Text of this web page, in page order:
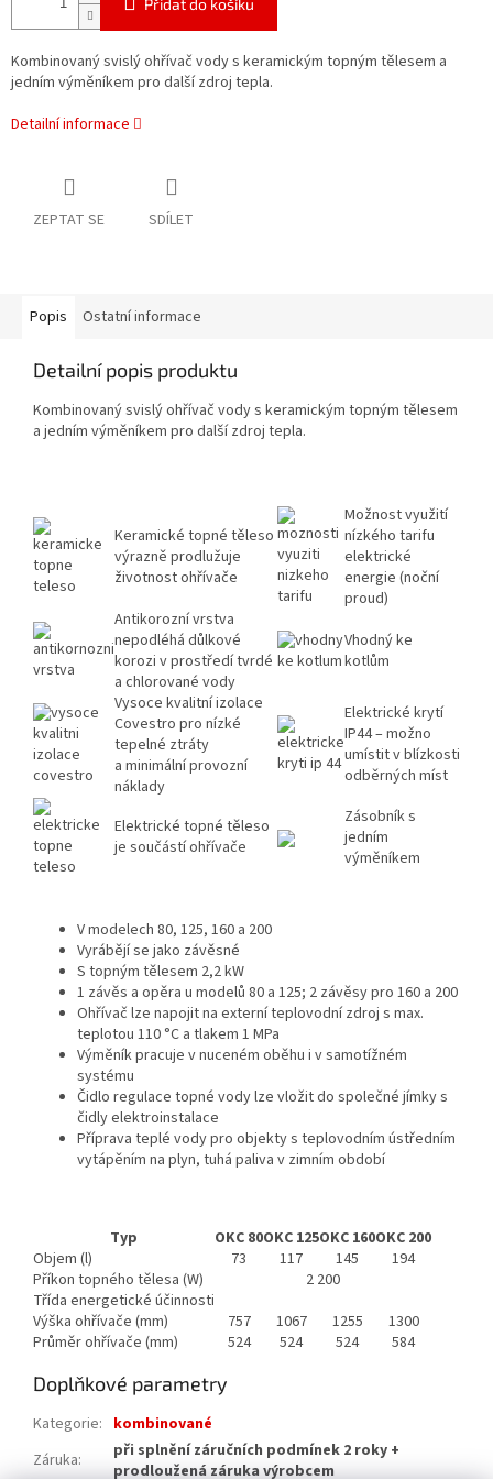
Přidat do košíku
Kombinovaný svislý ohřívač vody s keramickým topným tělesem a
jedním výměníkem pro další zdroj tepla.
Detailní informace
ZEPTAT SE SDÍLET
Popis Ostatní informace
Detailní popis produktu
Kombinovaný svislý ohřívač vody s keramickým topným tělesem
a jedním výměníkem pro další zdroj tepla.
Keramické topné těleso
výrazně prodlužuje
životnost ohřívače
Možnost využití
nízkého tarifu
elektrické
energie (noční
proud)
Antikorozní vrstva
nepodléhá důlkové
korozi v prostředí tvrdé
a chlorované vody
Vhodný ke
kotlům
Vysoce kvalitní izolace
Covestro pro nízké
tepelné ztráty
a minimální provozní
náklady
Elektrické krytí
IP44 – možno
umístit v blízkosti
odběrných míst
Elektrické topné těleso
je součástí ohřívače
Zásobník s
jedním
výměníkem
V modelech 80, 125, 160 a 200
Vyrábějí se jako závěsné
S topným tělesem 2,2 kW
1 závěs a opěra u modelů 80 a 125; 2 závěsy pro 160 a 200
Ohřívač lze napojit na externí teplovodní zdroj s max.
teplotou 110 °C a tlakem 1 MPa
Výměník pracuje v nuceném oběhu i v samotížném
systému
Čidlo regulace topné vody lze vložit do společné jímky s
čidly elektroinstalace
Příprava teplé vody pro objekty s teplovodním ústředním
vytápěním na plyn, tuhá paliva v zimním období
Typ OKC 80OKC 125OKC 160OKC 200
Objem (l)
73 117 145
194
Příkon topného tělesa (W)
2 200
Třída energetické účinnosti
Výška ohřívače (mm)
757 1067 1255
1300
Průměr ohřívače (mm)
524 524 524 584
Doplňkové parametry
Kategorie: kombinované
Záruka:
při splnění záručních podmínek 2 roky +
prodloužená záruka výrobcem